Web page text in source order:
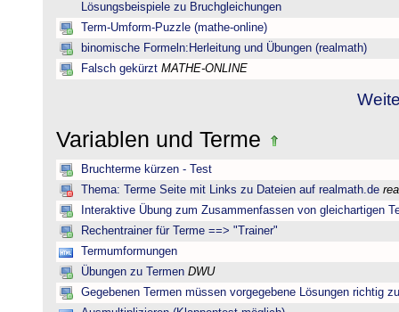
Lösungsbeispiele zu Bruchgleichungen
Term-Umform-Puzzle (mathe-online)
binomische Formeln:Herleitung und Übungen (realmath)
Falsch gekürzt MATHE-ONLINE
Variablen und Terme
Bruchterme kürzen - Test
Thema: Terme Seite mit Links zu Dateien auf realmath.de
Interaktive Übung zum Zusammenfassen von gleichartigen
Rechentrainer für Terme ==> "Trainer"
Termumformungen
Übungen zu Termen DWU
Gegebenen Termen müssen vorgegebene Lösungen richtig